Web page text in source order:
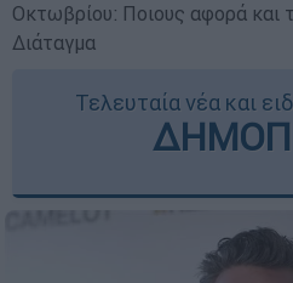
Οκτωβρίου: Ποιους αφορά και
Διάταγμα
Τελευταία νέα και